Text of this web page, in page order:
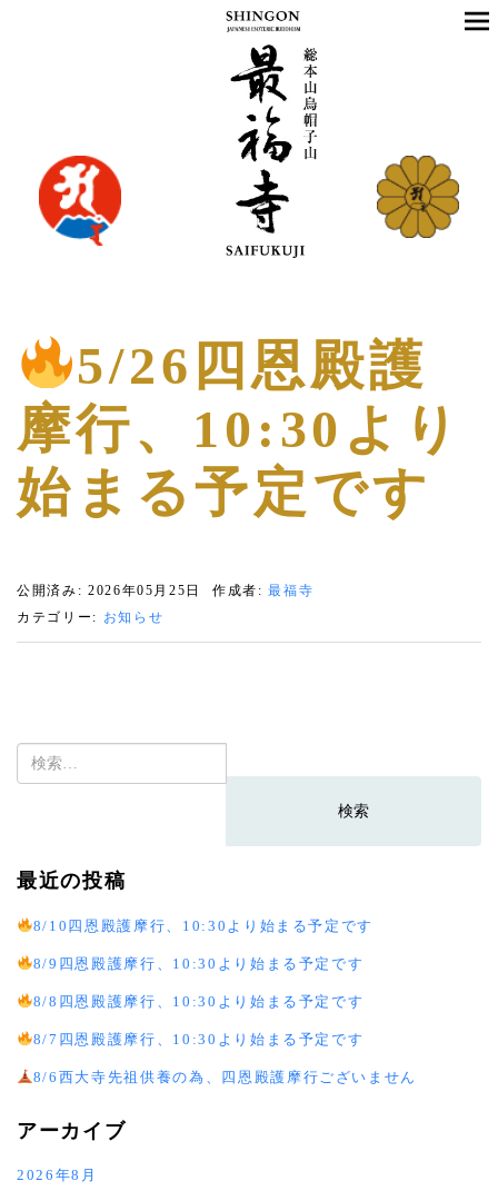
5/26四恩殿護
摩行、10:30より
始まる予定です
公開済み: 2026年05月25日 作成者:最福寺
カテゴリー: お知らせ
検
索:
最近の投稿
8/10四恩殿護摩行、10:30より始まる予定です
8/9四恩殿護摩行、10:30より始まる予定です
8/8四恩殿護摩行、10:30より始まる予定です
8/7四恩殿護摩行、10:30より始まる予定です
8/6西大寺先祖供養の為、四恩殿護摩行ございません
アーカイブ
2026年8月